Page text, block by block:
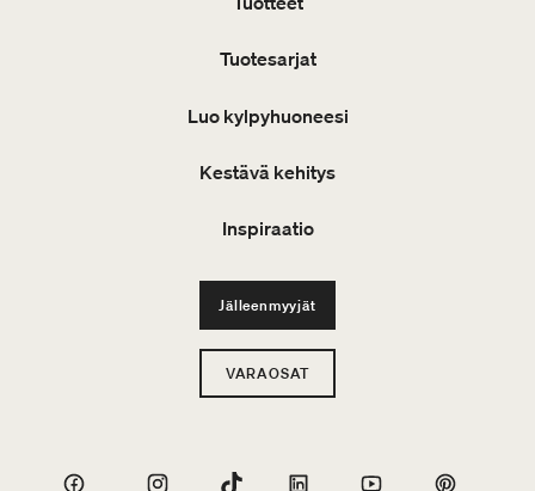
Tuotesarjat
Luo kylpyhuoneesi
Kestävä kehitys
Inspiraatio
Jälleenmyyjät
VARAOSAT